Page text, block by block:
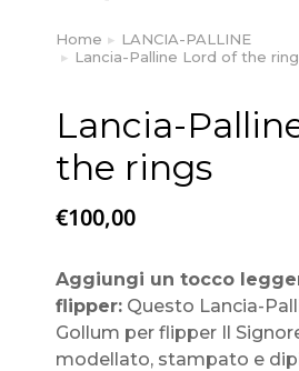
Tu sei qui:
Home
LANCIA-PALLINE
Lancia-Palline Lord of the
Lancia-
the rings
€100,00
Aggiungi un tocco
flipper: Questo Lancia-
Gollum per flipper Il
modellato, stampato e